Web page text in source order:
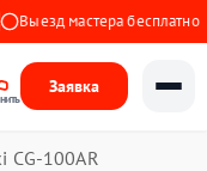
мастера бесплатно
Заявка
CG-100AR